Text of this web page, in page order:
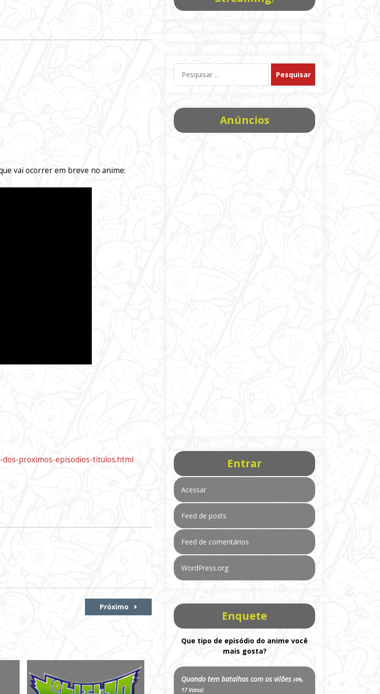
vai ocorrer em breve no anime:
proximos-episodios-titulos.html
Próximo
por:
Anúncios
Entrar
Acessar
Feed de posts
Feed de comentários
WordPress.org
Enquete
Que tipo de episódio do anime você
mais gosta?
Quando tem batalhas com os vilões (4%,
17 Votos)